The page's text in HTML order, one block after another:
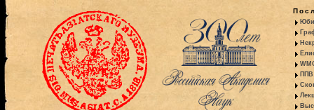
ППВ